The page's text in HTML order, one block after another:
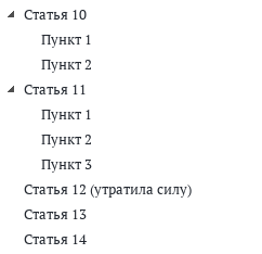
Статья 10
Пункт 1
Пункт 2
Статья 11
Пункт 1
Пункт 2
Пункт 3
Статья 12 (утратила силу)
Статья 13
Статья 14